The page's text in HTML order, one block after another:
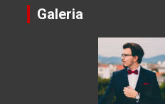
Galeria